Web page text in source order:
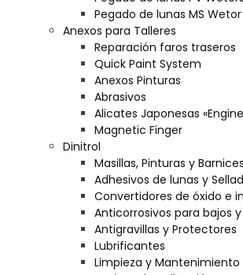
Pegado de lunas MS Wetor
Anexos para Talleres
Reparación faros traseros
Quick Paint System
Anexos Pinturas
Abrasivos
Alicates Japonesas
Magnetic Finger
Dinitrol
Masillas, Pinturas y Barnices
Adhesivos de lunas y
Convertidores de óxido e
Anticorrosivos para bajos
Antigravillas y Protectores
Lubrificantes
Limpieza y Mantenimiento